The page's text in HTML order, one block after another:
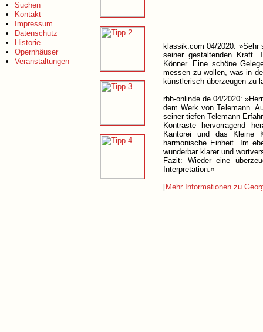
Suchen
Kontakt
Impressum
Datenschutz
Historie
Opernhäuser
Veranstaltungen
klassik.com 04/2020: »Sehr
seiner gestaltenden Kraft.
Könner. Eine schöne
messen zu wollen, was in
künstlerisch überzeugen zu
rbb-onlinde.de 04/2020:
dem Werk von Telemann.
seiner tiefen Telemann-
Kontraste hervorragend
Kantorei und das Kleine
harmonische Einheit. Im
wunderbar klarer und
Fazit: Wieder eine
Interpretation.«
[Mehr Informationen zu